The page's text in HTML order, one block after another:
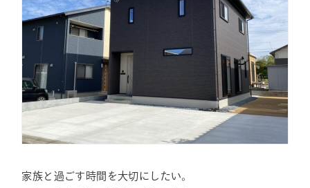
家族と過ごす時間を大切にしたい。